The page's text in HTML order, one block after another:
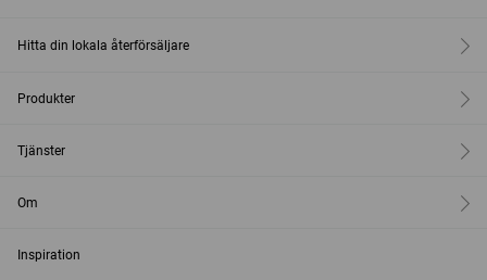
Hitta din lokala återförsäljare
Produkter
Tjänster
Om
Inspiration